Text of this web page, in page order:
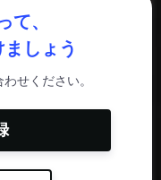
て、
しょう
せください。